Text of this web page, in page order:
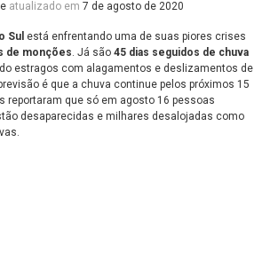
atualizado em 7 de agosto de 2020
Sul está enfrentando uma de suas piores crises
de monções. Já são 45 dias seguidos de chuva
estragos com alagamentos e deslizamentos de
é que a chuva continue pelos próximos 15
reportaram que só em agosto 16 pessoas
desaparecidas e milhares desalojadas como